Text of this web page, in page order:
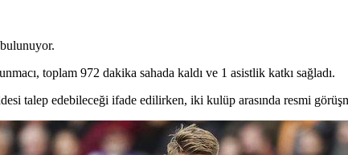
toplam 972 dakika sahada kaldı ve 1 asistlik katkı sağladı.
talep edebileceği ifade edilirken, iki kulüp arasında resmi